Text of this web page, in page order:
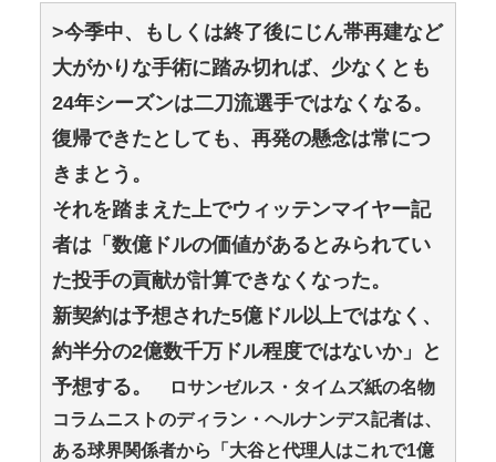
>今季中、もしくは終了後にじん帯再建など
大がかりな手術に踏み切れば、少なくとも
24年シーズンは二刀流選手ではなくなる。
復帰できたとしても、再発の懸念は常につ
きまとう。
それを踏まえた上でウィッテンマイヤー記
者は「数億ドルの価値があるとみられてい
た投手の貢献が計算できなくなった。
新契約は予想された5億ドル以上ではなく、
約半分の2億数千万ドル程度ではないか」と
予想する。
ロサンゼルス・タイムズ紙の名物
コラムニストのディラン・ヘルナンデス記者は、
ある球界関係者から「大谷と代理人はこれで1億